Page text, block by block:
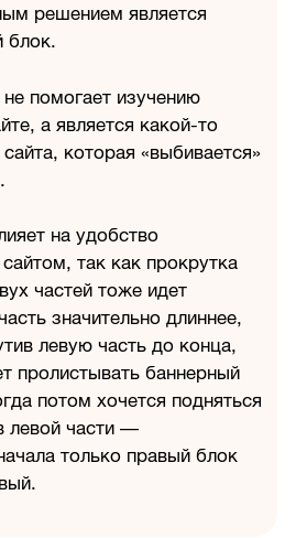
решением является
блок.
помогает изучению
а является какой-то
которая «выбивается»
на удобство
так как прокрутка
частей тоже идет
значительно длиннее,
левую часть до конца,
пролистывать баннерный
потом хочется подняться
левой части —
только правый блок